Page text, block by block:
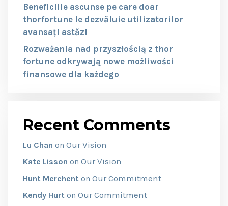
Beneficiile ascunse pe care doar
thorfortune le dezvăluie utilizatorilor
avansați astăzi
Rozważania nad przyszłością z thor
fortune odkrywają nowe możliwości
finansowe dla każdego
Recent Comments
Lu Chan on Our Vision
Kate Lisson on Our Vision
Hunt Merchent on Our Commitment
Kendy Hurt on Our Commitment